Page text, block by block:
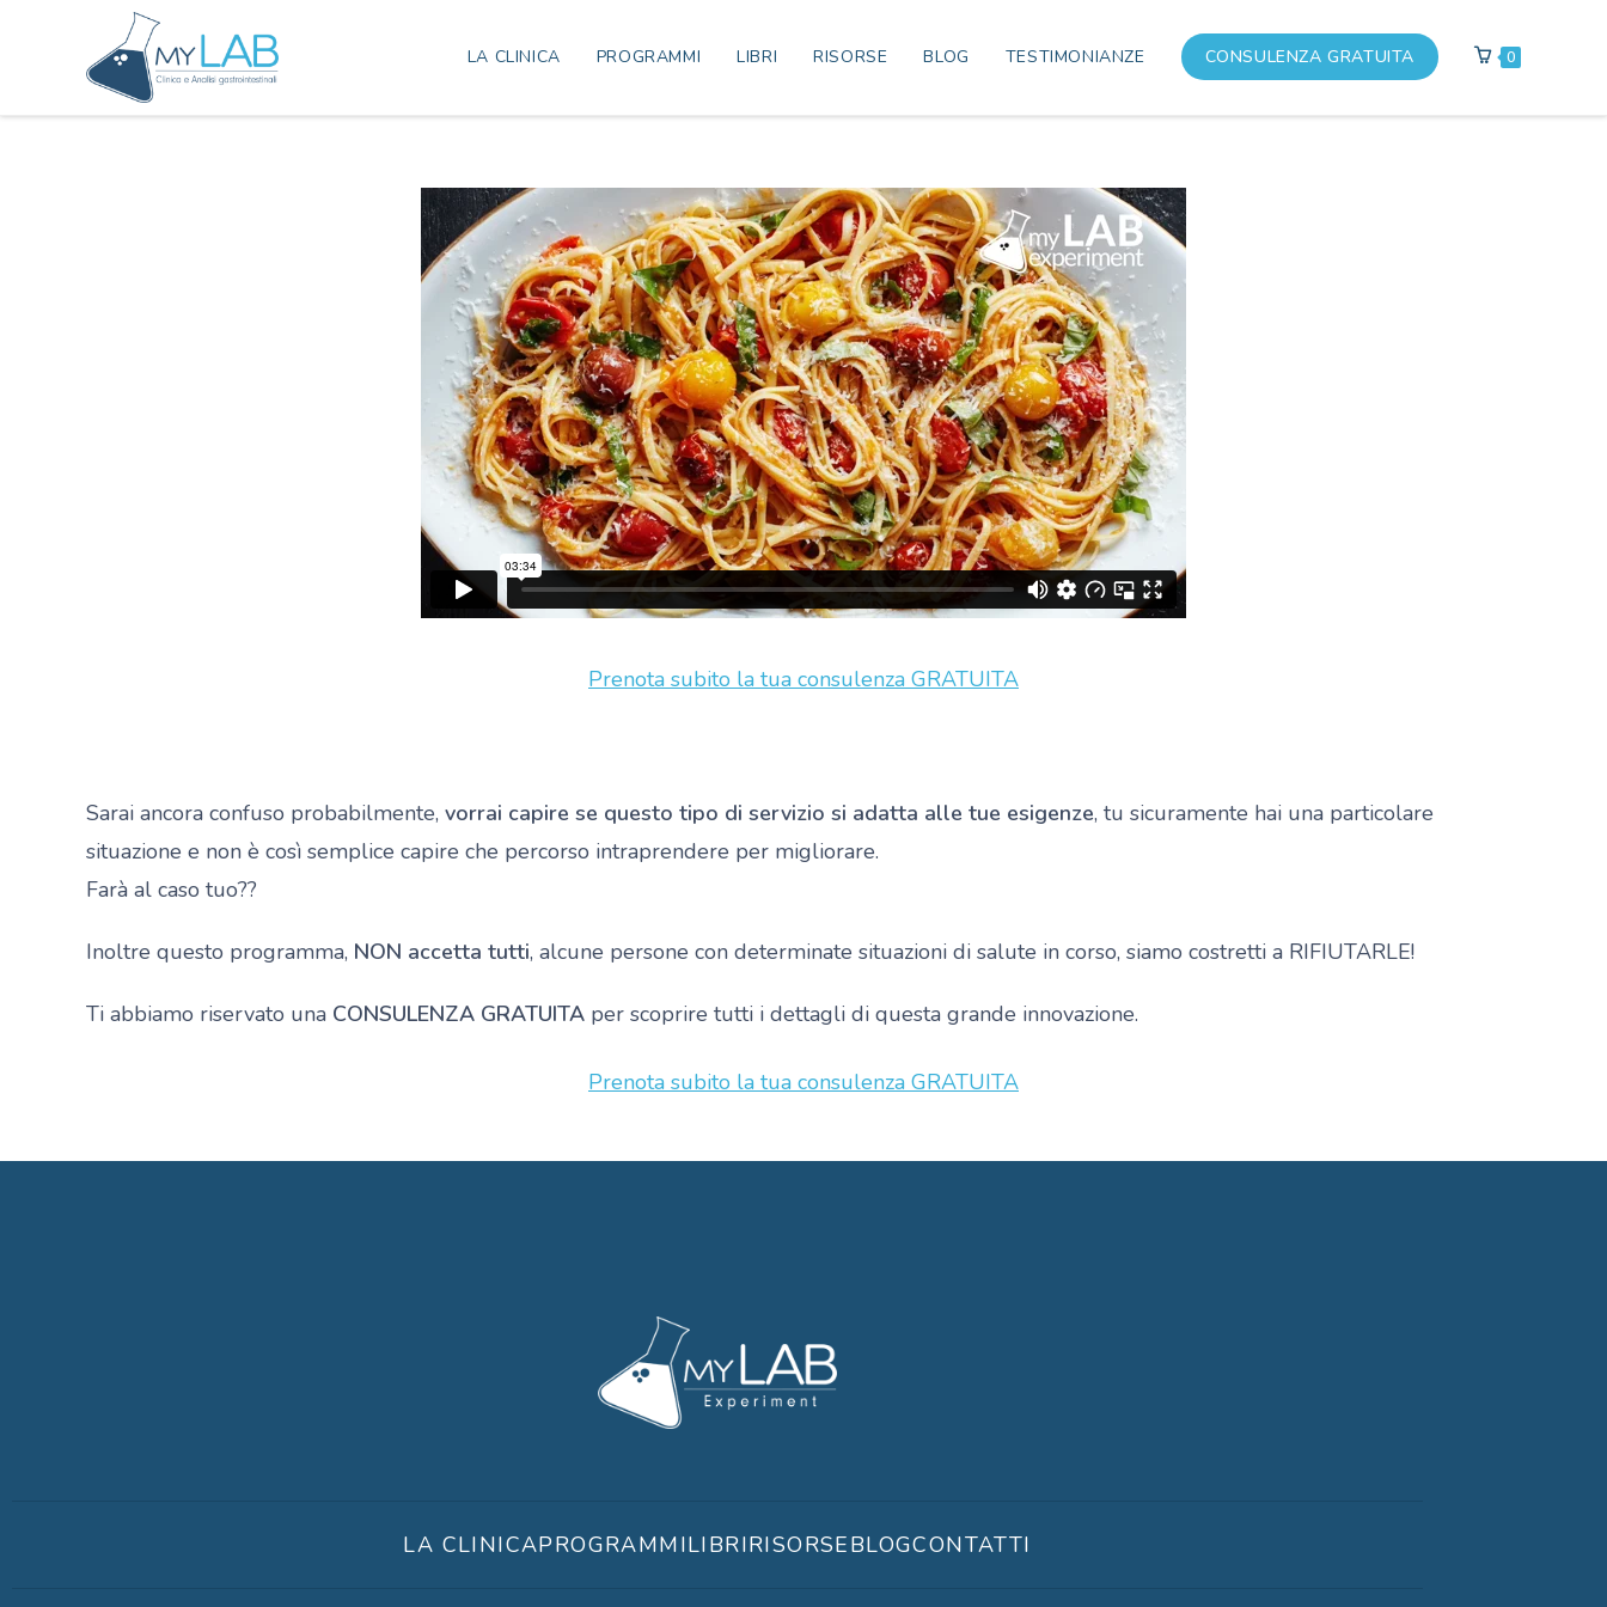
LA CLINICA PROGRAMMI LIBRI RISORSE BLOG TESTIMONIANZE CONSULENZA GRATUITA 0
Prenota subito la tua consulenza GRATUITA
Sarai ancora confuso probabilmente, vorrai capire se questo tipo di servizio si adatta alle tue esigenze, tu sicuramente hai una particolare
situazione e non è così semplice capire che percorso intraprendere per migliorare.
Farà al caso tuo??
Inoltre questo programma, NON accetta tutti, alcune persone con determinate situazioni di salute in corso, siamo costretti a RIFIUTARLE!
Ti abbiamo riservato una CONSULENZA GRATUITA per scoprire tutti i dettagli di questa grande innovazione.
Prenota subito la tua consulenza GRATUITA
LA CLINICAPROGRAMMILIBRIRISORSEBLOGCONTATTI